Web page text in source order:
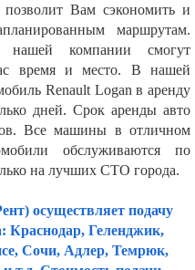
Вам сэкономить и
маршрутам.
нашей компании смогут
время и место. В нашей
Renault Logan в аренду
дней. Срок аренды авто
Все машины в отличном
обслуживаются по
на лучших СТО города.
осуществляет подачу
Краснодар, Геленджик,
Сочи, Адлер, Темрюк,